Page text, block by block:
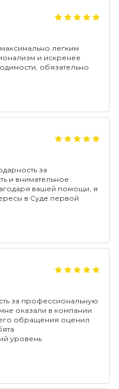
легким
и искренее
обязательно
за
и внимательное
вашей помощи, я
в Суде первой
за профессиональную
оказали в компании
обращения оценил
уровень